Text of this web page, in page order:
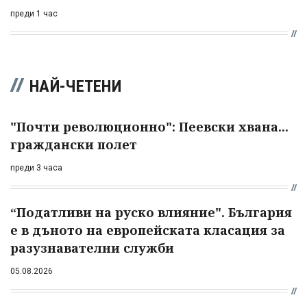
преди 1 час
НАЙ-ЧЕТЕНИ
"Почти революционно": Пеевски хвана...
граждански полет
преди 3 часа
“Податливи на руско влияние". България
е в дъното на европейската класация за
разузнавателни служби
05.08.2026